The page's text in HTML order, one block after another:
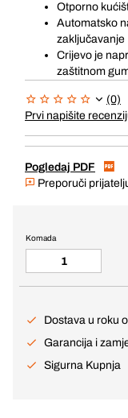
Otporno
Automatsko
zaključavanje
Crijevo je
zaštitnom
(0)
Prvi napišite
Pogledaj PDF
Preporuči
Komada
Dostava u roku
Garancija i
Sigurna Kupnja